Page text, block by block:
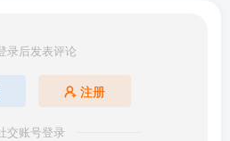
录后发表评论
注册
交账号登录